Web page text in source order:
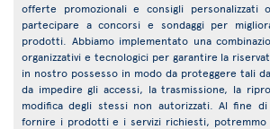
offerte promozionali e consigli personalizzati
partecipare a concorsi e sondaggi per
prodotti. Abbiamo implementato una
organizzativi e tecnologici per garantire la
in nostro possesso in modo da proteggere tali
da impedire gli accessi, la trasmissione, la
modifica degli stessi non autorizzati. Al fine
fornire i prodotti e i servizi richiesti, potremmo